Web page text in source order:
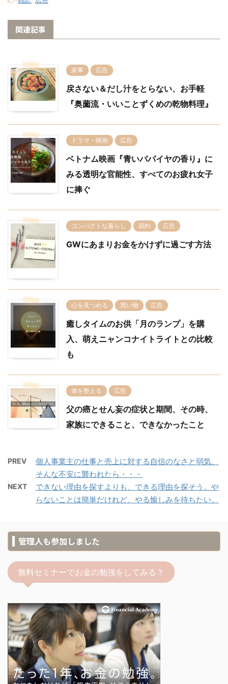
関連記事
家事 広告
戻さない＆だし汁をとらない、お手軽
『奥薗流・いいことずくめの乾物料理』
ドラマ・映画 広告
ベトナム映画『青いパパイヤの香り』に
みる透明な官能性、すべてのお疲れ女子
に捧ぐ
コンパクトな暮らし 節約 広告
GWにあまりお金をかけずに過ごす方法
心を見つめる 買い物 広告
癒しタイムのお供「月のランプ」を購
入、萌えニャンコナイトライトとの比較
も
体を整える 広告
父の癌とせん妄の症状と期間、その時、
家族にできること、できなかったこと
PREV
個人事業主の仕事と売上に対する自信のなさと弱気、
そんな不安に襲われたら・・・
NEXT
できない理由を探すよりも、できる理由を探そう。や
らないことは簡単だけれど、やる愉しみを待ちたい。
管理人も参加しました
無料セミナーでお金の勉強をしてみる？